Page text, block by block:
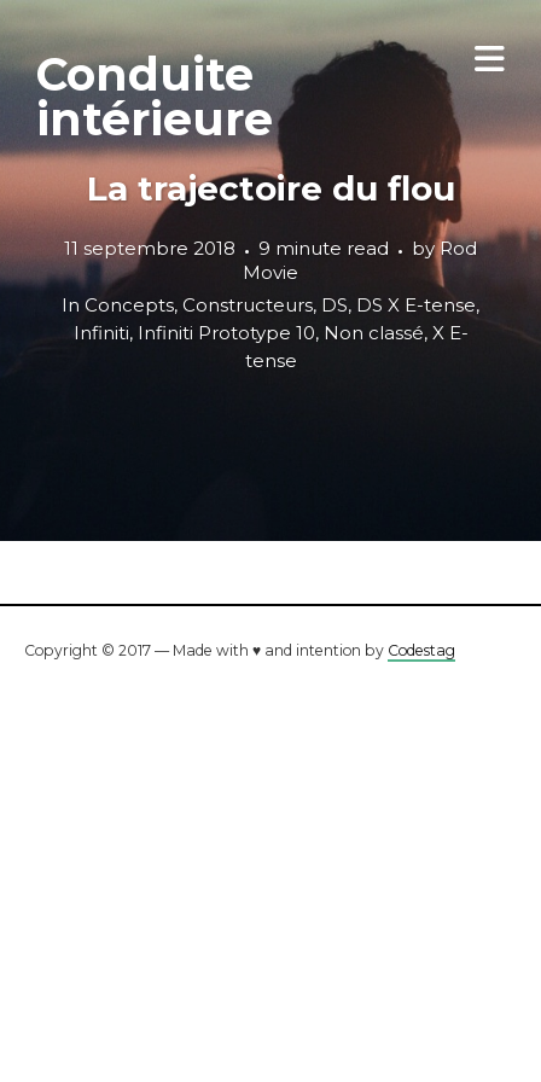
Conduite
intérieure
La trajectoire du flou
11 septembre 2018 9 minute read byRod
Movie
In Concepts, Constructeurs, DS, DS X E-tense,
Infiniti, Infiniti Prototype 10, Non classé, X E-
tense
Copyright © 2017 — Made with ♥ and intention by Codestag